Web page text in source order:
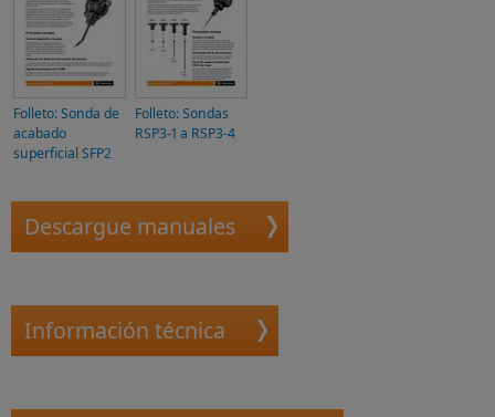
Folleto: Sonda de
acabado
superficial SFP2
Folleto: Sondas
RSP3-1 a RSP3-4
Descargue manuales
Información técnica